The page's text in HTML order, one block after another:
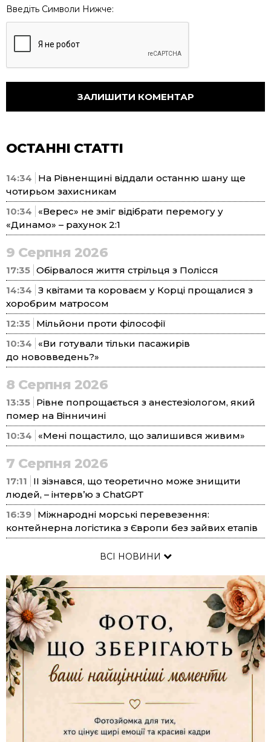
Введіть Символи Нижче:
ОСТАННІ СТАТТІ
14:34
На Рівненщині віддали останню шану ще
чотирьом захисникам
10:34
«Верес» не зміг відібрати перемогу у
«Динамо» – рахунок 2:1
9 Серпня 2026
17:35 Обірвалося життя стрільця з Полісся
14:34 З квітами та короваєм у Корці прощалися з
хоробрим матросом
12:35 Мільйони проти філософії
10:34
«Ви готували тільки пасажирів
до нововведень?»
8 Серпня 2026
13:35 Рівне попрощається з анестезіологом, який
помер на Вінничині
10:34
«Мені пощастило, що залишився живим»
7 Серпня 2026
17:11
ІІ зізнався, що теоретично може знищити
людей, – інтерв’ю з ChatGPT
16:39 Міжнародні морські перевезення:
контейнерна логістика з Європи без зайвих етапів
ВСІ НОВИНИ